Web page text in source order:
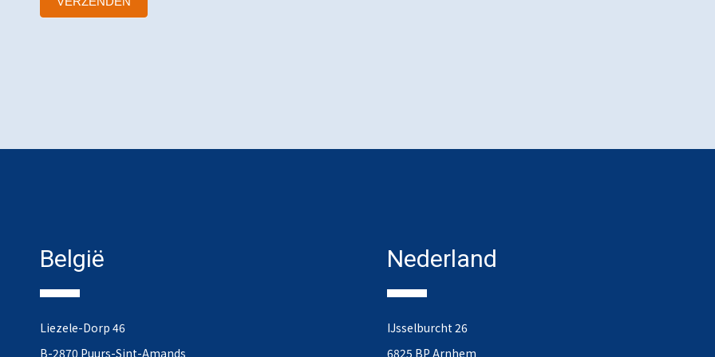
België
Liezele-Dorp 46
B-2870 Puurs-Sint-Amands
Nederland
IJsselburcht 26
6825 BP Arnhem